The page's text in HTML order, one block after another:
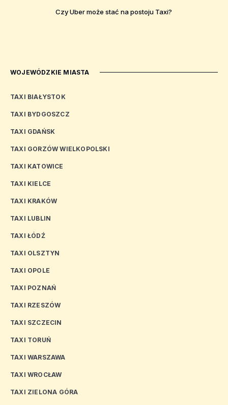
Czy Uber może stać na postoju Taxi?
WOJEWÓDZKIE MIASTA
TAXI BIAŁYSTOK
TAXI BYDGOSZCZ
TAXI GDAŃSK
TAXI GORZÓW WIELKOPOLSKI
TAXI KATOWICE
TAXI KIELCE
TAXI KRAKÓW
TAXI LUBLIN
TAXI ŁÓDŹ
TAXI OLSZTYN
TAXI OPOLE
TAXI POZNAŃ
TAXI RZESZÓW
TAXI SZCZECIN
TAXI TORUŃ
TAXI WARSZAWA
TAXI WROCŁAW
TAXI ZIELONA GÓRA